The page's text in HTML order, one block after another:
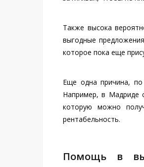
Также высока
выгодные
которое пока еще
Еще одна причина, по
Например, в Мадриде
которую можно
рентабельность.
Помощь в